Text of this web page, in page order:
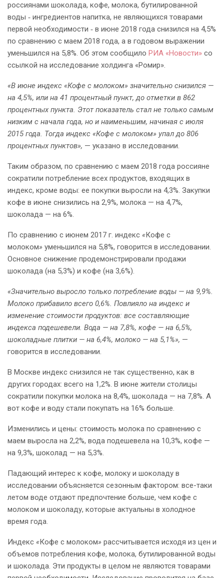
россиянами шоколада, кофе, молока, бутилированной
воды ‐ ингредиентов напитка, не являющихся товарами
первой необходимости ‐ в июне 2018 года снизился на 4,5%
по сравнению с маем 2018 года, а в годовом выражении
уменьшился на 5,8%. Об этом сообщило РИА «Новости» со
ссылкой на исследование холдинга «Ромир».
«В июне индекс «Кофе с молоком» значительно снизился —
на 4,5%, или на 41 процентный пункт, до отметки в 862
процентных пункта. Этот показатель стал не только самым
низким с начала года, но и наименьшим, начиная с июля
2015 года. Тогда индекс «Кофе с молоком» упал до 806
процентных пунктов», — указано в исследовании.
Таким образом, по сравнению с маем 2018 года россияне
сократили потребление всех продуктов, входящих в
индекс, кроме воды: ее покупки выросли на 4,3%. Закупки
кофе в июне снизились на 2,9%, молока — на 4,7%,
шоколада — на 6%.
По сравнению с июнем 2017 г. индекс «Кофе с
молоком» уменьшился на 5,8%, говорится в исследовании.
Основное снижение продемонстрировали продажи
шоколада (на 5,3%) и кофе (на 3,6%).
«Значительно выросло только потребление воды — на 9,9%.
Молоко прибавило всего 0,6%. Повлияло на индекс и
изменение стоимости продуктов: все составляющие
индекса подешевели. Вода — на 7,8%, кофе — на 6,5%,
шоколадные плитки — на 6,4%, молоко — на 5,1%», —
говорится в исследовании.
В Москве индекс снизился не так существенно, как в
других городах: всего на 1,2%. В июне жители столицы
сократили покупки молока на 8,4%, шоколада — на 7,8%. А
вот кофе и воду стали покупать на 16% больше.
Изменились и цены: стоимость молока по сравнению с
маем выросла на 2,2%, вода подешевела на 10,3%, кофе —
на 9,3%, шоколад — на 5,3%.
Падающий интерес к кофе, молоку и шоколаду в
исследовании объясняется сезонным фактором: все-таки
летом воде отдают предпочтение больше, чем кофе с
молоком и шоколаду, которые актуальны в холодное
время года.
Индекс «Кофе с молоком» рассчитывается исходя из цен и
объемов потребления кофе, молока, бутилированной воды
и шоколада. Эти продукты в целом не являются товарами